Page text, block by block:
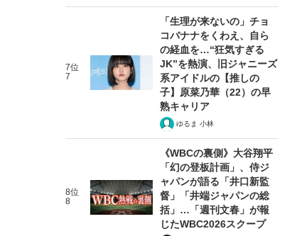
7位
7
「生理が来ないの」チョ
コバナナをくわえ、自ら
の経血を…“狂気すぎる
JK”を熱演、旧ジャニーズ
系アイドルの【推しの
子】原菜乃華（22）の早
熟キャリア
ゆるま 小林
8位
8
《WBCの裏側》大谷翔平
「幻の登板計画」、侍ジ
ャパンが語る「井口新監
督」「井端ジャパンの総
括」…「週刊文春」が報
じたWBC2026スクープ